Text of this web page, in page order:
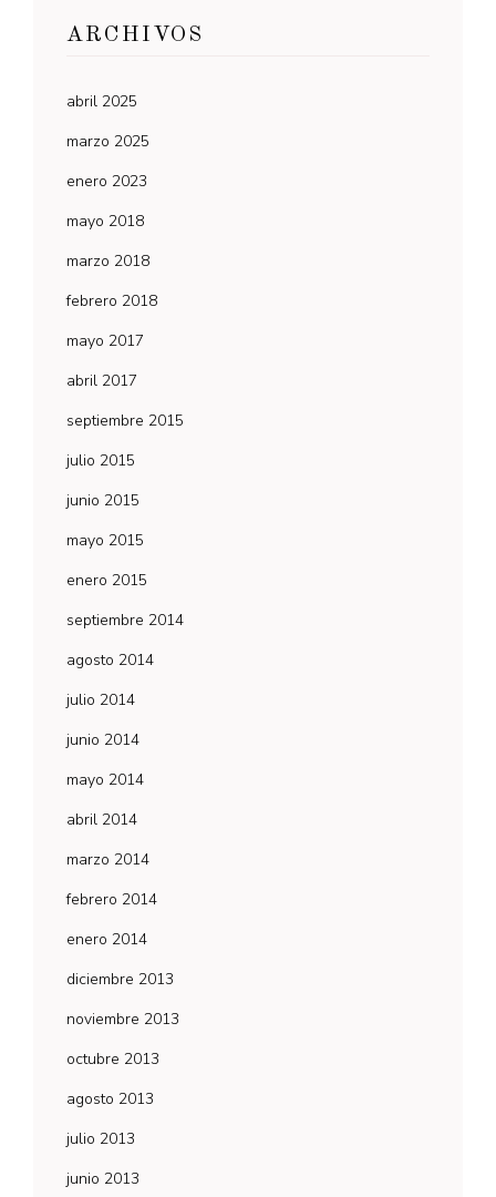
ARCHIVOS
abril 2025
marzo 2025
enero 2023
mayo 2018
marzo 2018
febrero 2018
mayo 2017
abril 2017
septiembre 2015
julio 2015
junio 2015
mayo 2015
enero 2015
septiembre 2014
agosto 2014
julio 2014
junio 2014
mayo 2014
abril 2014
marzo 2014
febrero 2014
enero 2014
diciembre 2013
noviembre 2013
octubre 2013
agosto 2013
julio 2013
junio 2013